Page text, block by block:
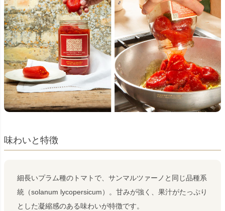
味わいと特徴
細長いプラム種のトマトで、サンマルツァーノと同じ品種系
統（solanum lycopersicum）。甘みが強く、果汁がたっぷり
とした凝縮感のある味わいが特徴です。